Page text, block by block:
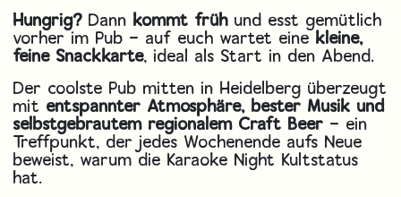
Hungrig? Dann kommt früh und esst gemütlich
vorher im Pub – auf euch wartet einekleine,
feine Snackkarte, ideal als Start in den Abend.
Der coolste Pub mitten in Heidelberg überzeugt
mit entspannter Atmosphäre, bester Musik und
selbstgebrautem regionalem Craft Beer – ein
Treffpunkt, der jedes Wochenende aufs Neue
beweist, warum die Karaoke Night Kultstatus
hat.